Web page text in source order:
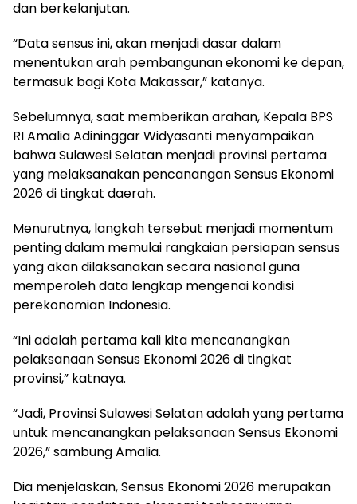
dan berkelanjutan.
“Data sensus ini, akan menjadi dasar dalam
menentukan arah pembangunan ekonomi ke depan,
termasuk bagi Kota Makassar,” katanya.
Sebelumnya, saat memberikan arahan, Kepala BPS
RI Amalia Adininggar Widyasanti menyampaikan
bahwa Sulawesi Selatan menjadi provinsi pertama
yang melaksanakan pencanangan Sensus Ekonomi
2026 di tingkat daerah.
Menurutnya, langkah tersebut menjadi momentum
penting dalam memulai rangkaian persiapan sensus
yang akan dilaksanakan secara nasional guna
memperoleh data lengkap mengenai kondisi
perekonomian Indonesia.
“Ini adalah pertama kali kita mencanangkan
pelaksanaan Sensus Ekonomi 2026 di tingkat
provinsi,” katnaya.
“Jadi, Provinsi Sulawesi Selatan adalah yang pertama
untuk mencanangkan pelaksanaan Sensus Ekonomi
2026,” sambung Amalia.
Dia menjelaskan, Sensus Ekonomi 2026 merupakan